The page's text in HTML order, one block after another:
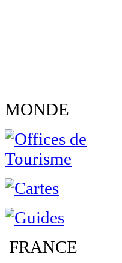
MONDE
FRANCE